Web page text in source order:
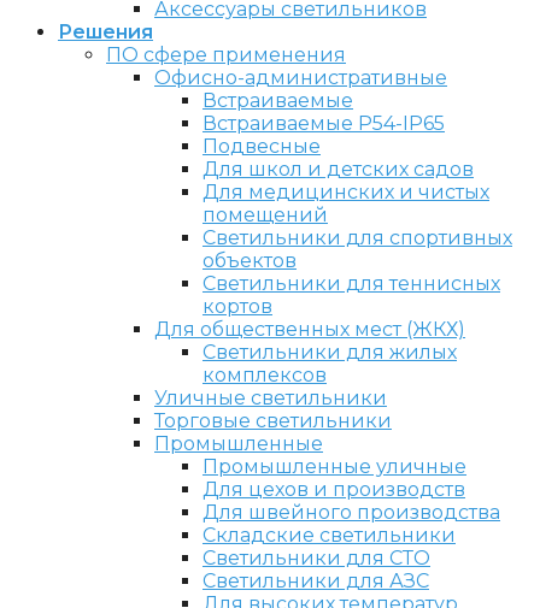
Аксессуары светильников
Решения
ПО сфере применения
Офисно-административные
Встраиваемые
Встраиваемые P54-IP65
Подвесные
Для школ и детских садов
Для медицинских и чистых
помещений
Светильники для спортивных
объектов
Светильники для теннисных
кортов
Для общественных мест (ЖКХ)
Светильники для жилых
комплексов
Уличные светильники
Торговые светильники
Промышленные
Промышленные уличные
Для цехов и производств
Для швейного производства
Складские светильники
Светильники для СТО
Светильники для АЗС
Для высоких температур